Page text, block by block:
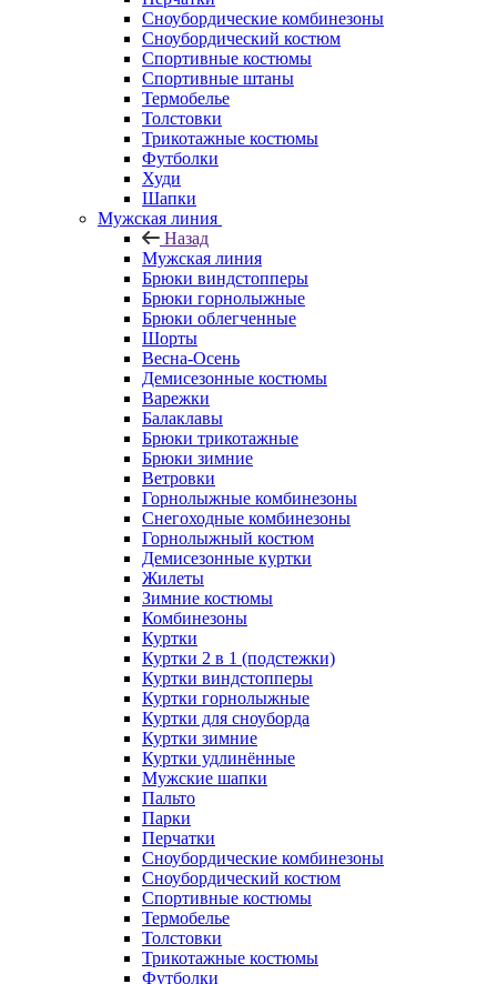
Сноубордические комбинезоны
Сноубордический костюм
Спортивные костюмы
Спортивные штаны
Термобелье
Толстовки
Трикотажные костюмы
Футболки
Худи
Шапки
Мужская линия
Назад
Мужская линия
Брюки виндстопперы
Брюки горнолыжные
Брюки облегченные
Шорты
Весна-Осень
Демисезонные костюмы
Варежки
Балаклавы
Брюки трикотажные
Брюки зимние
Ветровки
Горнолыжные комбинезоны
Снегоходные комбинезоны
Горнолыжный костюм
Демисезонные куртки
Жилеты
Зимние костюмы
Комбинезоны
Куртки
Куртки 2 в 1 (подстежки)
Куртки виндстопперы
Куртки горнолыжные
Куртки для сноуборда
Куртки зимние
Куртки удлинённые
Мужские шапки
Пальто
Парки
Перчатки
Сноубордические комбинезоны
Сноубордический костюм
Спортивные костюмы
Термобелье
Толстовки
Трикотажные костюмы
Футболки